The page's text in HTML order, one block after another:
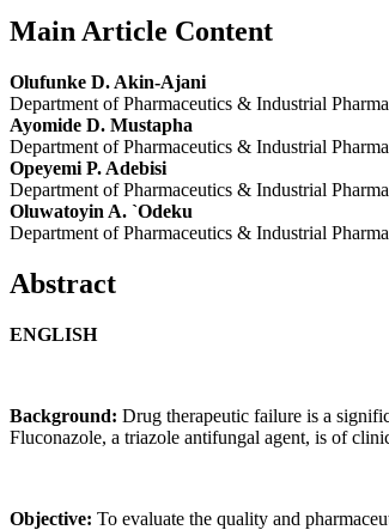
Main Article Content
Olufunke D. Akin-Ajani
Department of Pharmaceutics & Industrial
Ayomide D. Mustapha
Department of Pharmaceutics & Industrial
Opeyemi P. Adebisi
Department of Pharmaceutics & Industrial
Oluwatoyin A. `Odeku
Department of Pharmaceutics & Industrial
Abstract
ENGLISH
Background: Drug therapeutic failure is a
Fluconazole, a triazole antifungal agent, is of
Objective: To evaluate the quality and